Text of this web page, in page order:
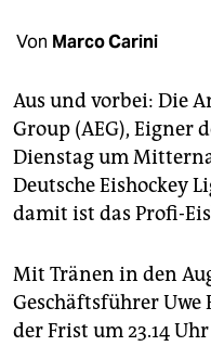
unterstützen
abo
genossenschaft
Von Marco Carini
Aus und vorbei: Die
Group (AEG), Eigner
Dienstag um
Deutsche Eishockey
damit ist das Profi-
Mit Tränen in den
Geschäftsführer
der Frist um 23.14